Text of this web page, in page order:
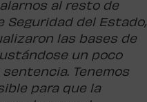
al resto de
Seguridad del Estado,
las bases de
un poco
Tenemos
para que la